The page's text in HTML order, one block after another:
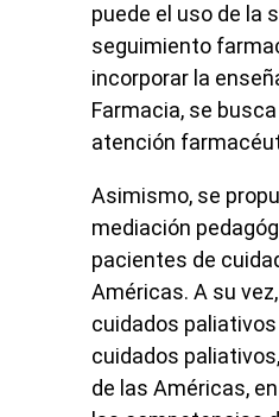
puede el uso de la
seguimiento
incorporar la
Farmacia, se
atención
Asimismo, se
mediación
pacientes de
Américas. A su
cuidados
cuidados
de las Américas,